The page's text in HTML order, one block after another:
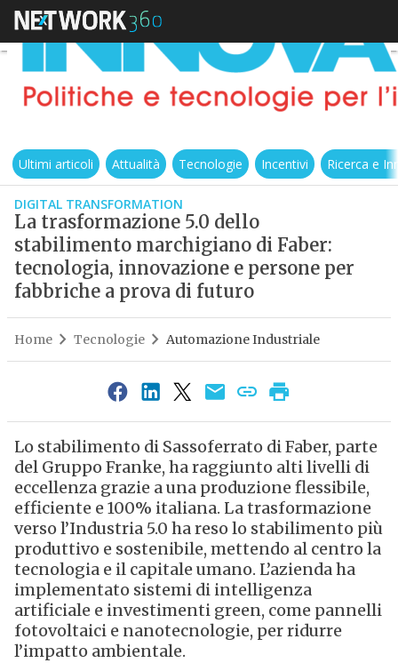
Ultimi articoli Attualità Tecnologie Incentivi Ricerca e
DIGITAL TRANSFORMATION
La trasformazione 5.0 dello
stabilimento marchigiano di Faber:
tecnologia, innovazione e persone per
fabbriche a prova di futuro
Home Tecnologie Automazione Industriale
Lo stabilimento di Sassoferrato di Faber, parte
del Gruppo Franke, ha raggiunto alti livelli di
eccellenza grazie a una produzione flessibile,
efficiente e 100% italiana. La trasformazione
verso l’Industria 5.0 ha reso lo stabilimento più
produttivo e sostenibile, mettendo al centro la
tecnologia e il capitale umano. L’azienda ha
implementato sistemi di intelligenza
artificiale e investimenti green, come pannelli
fotovoltaici e nanotecnologie, per ridurre
l’impatto ambientale.